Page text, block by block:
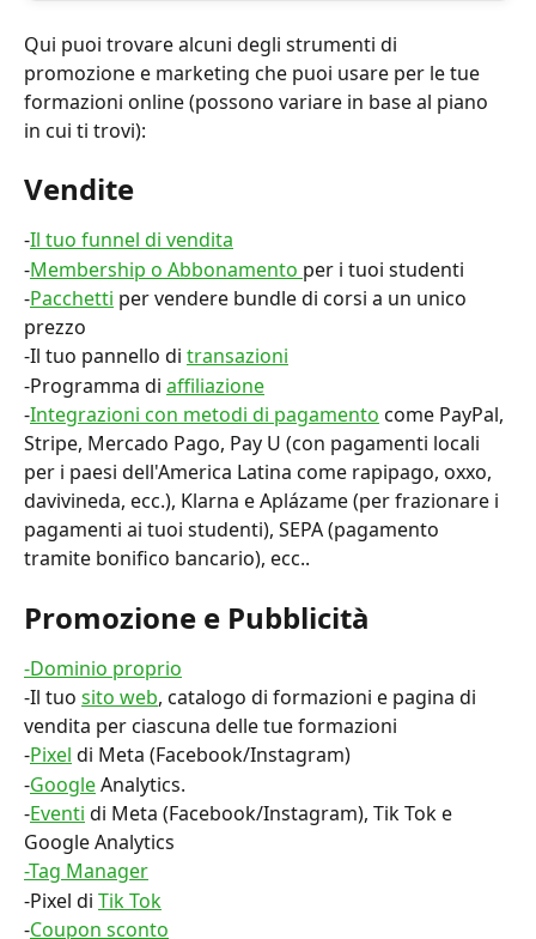
Qui puoi trovare alcuni degli strumenti di
promozione e marketing che puoi usare per le tue
formazioni online (possono variare in base al piano
in cui ti trovi):
Vendite
-Il tuo funnel di vendita
-Membership o Abbonamento per i tuoi studenti
-Pacchetti per vendere bundle di corsi a un unico
prezzo
-Il tuo pannello di transazioni
-Programma di affiliazione
-Integrazioni con metodi di pagamento come PayPal,
Stripe, Mercado Pago, Pay U (con pagamenti locali
per i paesi dell'America Latina come rapipago, oxxo,
davivineda, ecc.), Klarna e Aplázame (per frazionare i
pagamenti ai tuoi studenti), SEPA (pagamento
tramite bonifico bancario), ecc..
Promozione e Pubblicità
-Dominio proprio
-Il tuo sito web, catalogo di formazioni e pagina di
vendita per ciascuna delle tue formazioni
-Pixel di Meta (Facebook/Instagram)
-Google Analytics.
-Eventi di Meta (Facebook/Instagram), Tik Tok e
Google Analytics
-Tag Manager
-Pixel di Tik Tok
-Coupon sconto